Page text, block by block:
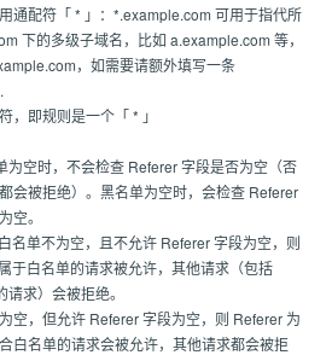
通配符「 * 」：*.example.com 可用于指代所
下的多级子域名，比如 a.example.com 等，
，如需要请额外填写一条
，即规则是一个「 * 」
为空时，不会检查 Referer 字段是否为空（否
会被拒绝）。黑名单为空时，会检查 Referer
空。
名单不为空，且不允许 Referer 字段为空，则
于白名单的请求被允许，其他请求（包括
求）会被拒绝。
空，但允许 Referer 字段为空，则 Referer 为
白名单的请求会被允许，其他请求都会被拒